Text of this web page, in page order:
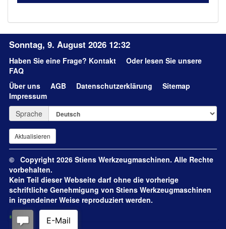
Sonntag, 9. August 2026 12:32
Haben Sie eine Frage? Kontakt
Oder lesen Sie unsere
FAQ
Über uns
AGB Datenschutzerklärung
Sitemap
Impressum
Sprache
© Copyright 2026 Stiens Werkzeugmaschinen. Alle Rechte
vorbehalten.
Kein Teil dieser Webseite darf ohne die vorherige
schriftliche Genehmigung von Stiens Werkzeugmaschinen
in irgendeiner Weise reproduziert werden.